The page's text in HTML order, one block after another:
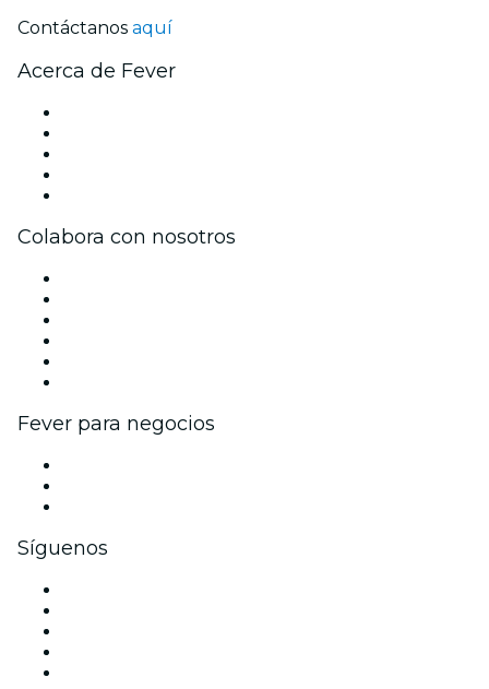
Contáctanos aquí
Acerca de Fever
Colabora con nosotros
Fever para negocios
Síguenos